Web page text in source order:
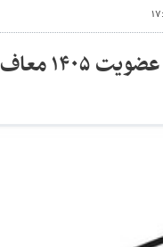
اعضای خوش‌حساب خانه تئاتر از پرداخت حق عضویت ۱۴۰۵ معاف